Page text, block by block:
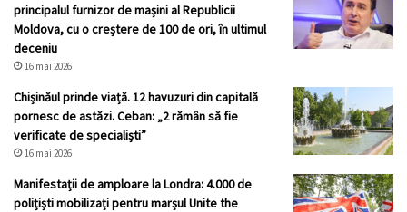
principalul furnizor de mașini al Republicii
Moldova, cu o creștere de 100 de ori, în ultimul
deceniu
16 mai 2026
Chișinăul prinde viață. 12 havuzuri din capitală
pornesc de astăzi. Ceban: „2 rămân să fie
verificate de specialiști”
16 mai 2026
Manifestații de amploare la Londra: 4.000 de
polițiști mobilizați pentru marșul Unite the